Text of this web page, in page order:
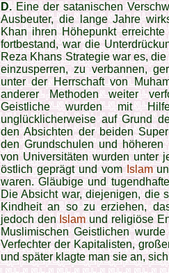
D.Eine der satanischen
Ausbeuter, die lange Jahre
Khan ihren Höhepunkt
fortbestand, war die
Reza Khans Strategie war es,
einzusperren, zu verbannen,
unter der Herrschaft von
anderer Methoden weiter
Geistliche wurden mit
unglücklicherweise auf Grund
den Absichten der beiden
den Grundschulen und
von Universitäten wurden unter
östlich geprägt und vomIslam
waren. Gläubige und
Die Absicht war, diejenigen, die
Kindheit an so zu erziehen,
jedoch denIslamund religiöse
Muslimischen Geistlichen
Verfechter der Kapitalisten,
und später klagte man sie an,